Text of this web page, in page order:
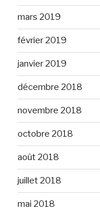
mars 2019
février 2019
janvier 2019
décembre 2018
novembre 2018
octobre 2018
août 2018
juillet 2018
mai 2018